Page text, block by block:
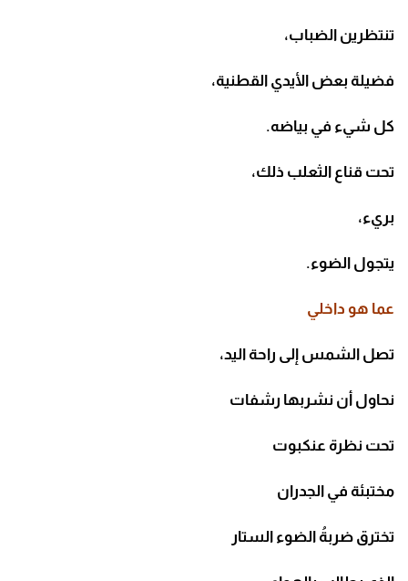
تنتظرين الضباب،
فضيلة بعض الأيدي القطنية،
كل شيء في بياضه.
تحت قناع الثعلب ذلك،
بريء،
يتجول الضوء.
عما هو داخلي
تصل الشمس إلى راحة اليد،
نحاول أن نشربها رشفات
تحت نظرة عنكبوت
مختبئة في الجدران
تخترق ضربةُ الضوء الستار